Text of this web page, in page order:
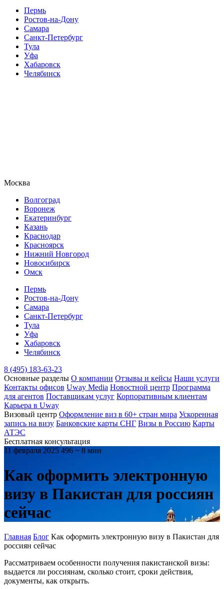
Пермь
Ростов-на-Дону
Самара
Санкт-Петербург
Тула
Уфа
Хабаровск
Челябинск
Москва
Волгоград
Воронеж
Екатеринбург
Казань
Краснодар
Красноярск
Нижний Новгород
Новосибирск
Омск
Пермь
Ростов-на-Дону
Самара
Санкт-Петербург
Тула
Уфа
Хабаровск
Челябинск
8 (495) 183-63-23
Основные разделы О компании Отзывы и кейсы Наши услуги
Контакты офисов Uway Media Новостной центр Программа
для агентов Поставщикам услуг Корпоративным клиентам
Карьера в Uway
Визовый центр Оформление виз в 60+ стран мира Ускоренная
запись на визу Банковские карты СНГ Визы в Россию Карты
АТЭС
Бесплатная консультация
11 февраля 2025 496 ~ 8 мин
Как оформить электронную
визу в Пакистан для россиян
сейчас
Главная Блог Как оформить электронную визу в Пакистан для
россиян сейчас
Рассматриваем особенности получения пакистанской визы:
выдается ли россиянам, сколько стоит, сроки действия,
документы, как открыть.